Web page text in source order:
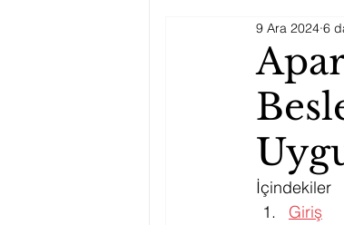
9 Ara 2024 6
İçindekiler
Giriş